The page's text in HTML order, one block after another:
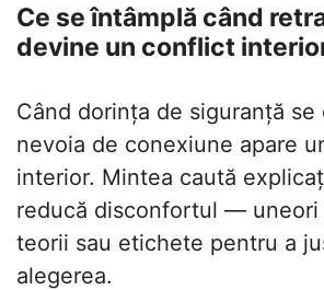
Ce se întâmplă când
devine un conflict
Când dorința de siguranță se
nevoia de conexiune apare
interior. Mintea caută
reducă disconfortul — uneori
teorii sau etichete pentru a
alegerea.